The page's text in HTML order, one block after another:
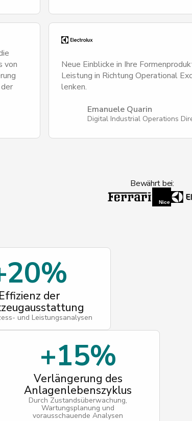
von
Neue Einblicke in Ihre
Leistung in Richtung Operational
lenken.
Emanuele Quarin
Digital Industrial Operations
Bewährt bei:
Effizienz der
und Leistungsanalysen
+15%
Verlängerung des
Anlagenlebenszyklus
Durch Zustandsüberwachung,
Wartungsplanung und
vorausschauende Analysen